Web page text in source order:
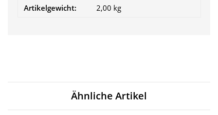
Artikelgewicht:
2,00 kg
Ähnliche Artikel